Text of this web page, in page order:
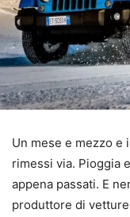
Un mese e mezzo e
rimessi via. Pioggia
appena passati. E
produttore di